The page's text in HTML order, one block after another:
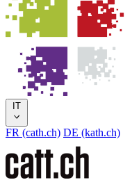
IT
FR (cath.ch) DE (kath.ch)